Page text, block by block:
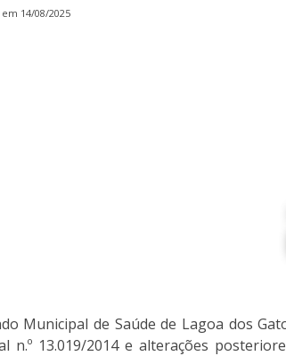
14/08/2025
Municipal de Saúde de Lagoa dos
n.º 13.019/2014 e alterações